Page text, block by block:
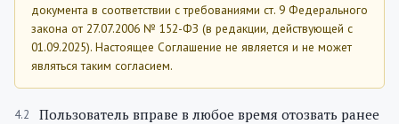
документа в соответствии с требованиями ст. 9 Федерального
закона от 27.07.2006 № 152-ФЗ (в редакции, действующей с
01.09.2025). Настоящее Соглашение не является и не может
являться таким согласием.
Пользователь вправе в любое время отозвать ранее